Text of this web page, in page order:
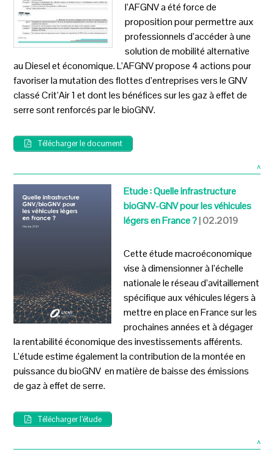
l’AFGNV a été force de
proposition pour permettre aux
professionnels d’accéder à une
solution de mobilité alternative
au Diesel et économique. L’AFGNV propose 4 actions pour
favoriser la mutation des flottes d’entreprises vers le GNV
classé Crit’Air 1 et dont les bénéfices sur les gaz à effet de
serre sont renforcés par le bioGNV.
Télécharger le document
^
Etude : Quelle infrastructure
bioGNV-GNV pour les véhicules
légers en France ?| 02.2019
Cette étude macroéconomique
vise à dimensionner à l’échelle
nationale le réseau d’avitaillement
spécifique aux véhicules légers à
mettre en place en France sur les
prochaines années et à dégager
la rentabilité économique des investissements afférents.
L’étude estime également la contribution de la montée en
puissance du bioGNV en matière de baisse des émissions
de gaz à effet de serre.
Télécharger l’étude
^